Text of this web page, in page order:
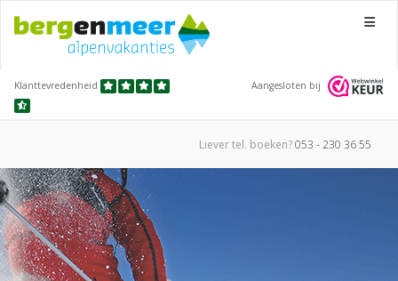
Menu
Klanttevredenheid Aangesloten bij
Liever tel. boeken?053 - 230 36 55